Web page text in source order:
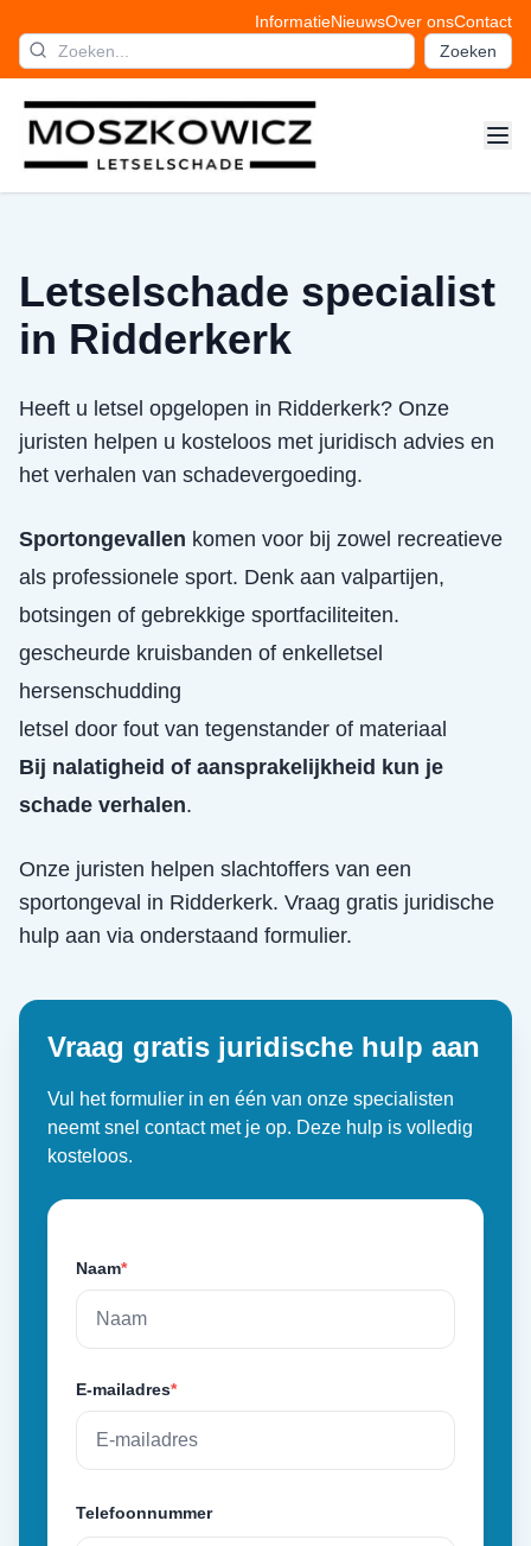
InformatieNieuwsOver onsContact
Zoeken
Letselschade specialist
in Ridderkerk
Heeft u letsel opgelopen in Ridderkerk? Onze
juristen helpen u kosteloos met juridisch advies en
het verhalen van schadevergoeding.
Sportongevallen komen voor bij zowel recreatieve
als professionele sport. Denk aan valpartijen,
botsingen of gebrekkige sportfaciliteiten.
gescheurde kruisbanden of enkelletsel
hersenschudding
letsel door fout van tegenstander of materiaal
Bij nalatigheid of aansprakelijkheid kun je
schade verhalen.
Onze juristen helpen slachtoffers van een
sportongeval in Ridderkerk. Vraag gratis juridische
hulp aan via onderstaand formulier.
Vraag gratis juridische hulp aan
Vul het formulier in en één van onze specialisten
neemt snel contact met je op. Deze hulp is volledig
kosteloos.
Naam*
E-mailadres*
Telefoonnummer